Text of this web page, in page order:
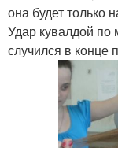
она будет только
Удар кувалдой
случился в конце